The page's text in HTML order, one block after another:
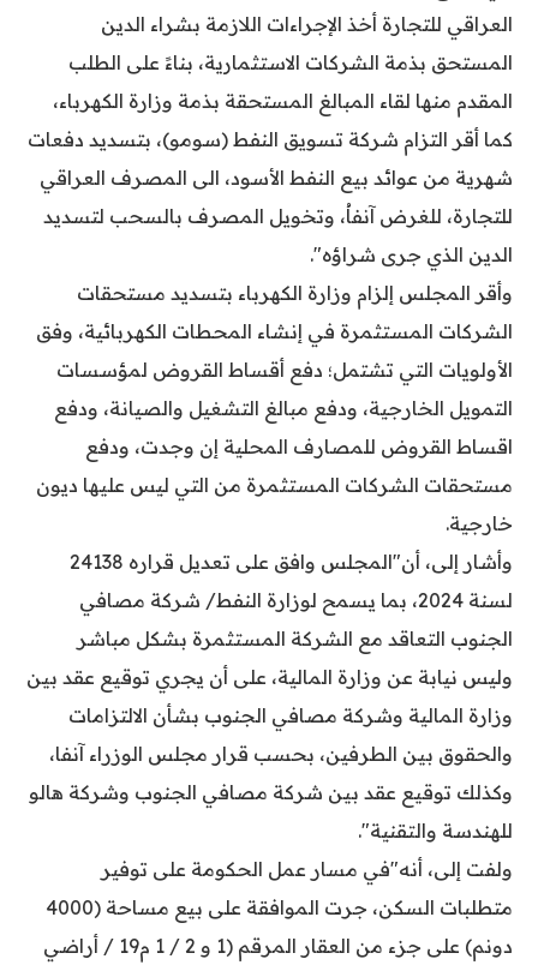
العراقي للتجارة أخذ الإجراءات اللازمة بشراء الدين
المستحق بذمة الشركات الاستثمارية، بناءً على الطلب
المقدم منها لقاء المبالغ المستحقة بذمة وزارة الكهرباء،
كما أقر التزام شركة تسويق النفط (سومو)، بتسديد دفعات
شهرية من عوائد بيع النفط الأسود، الى المصرف العراقي
للتجارة، للغرض آنفاُ، وتخويل المصرف بالسحب لتسديد
الدين الذي جرى شراؤه".
وأقر المجلس إلزام وزارة الكهرباء بتسديد مستحقات
الشركات المستثمرة في إنشاء المحطات الكهربائية، وفق
الأولويات التي تشتمل؛ دفع أقساط القروض لمؤسسات
التمويل الخارجية، ودفع مبالغ التشغيل والصيانة، ودفع
اقساط القروض للمصارف المحلية إن وجدت، ودفع
مستحقات الشركات المستثمرة من التي ليس عليها ديون
خارجية.
وأشار إلى، أن"المجلس وافق على تعديل قراره 24138
لسنة 2024، بما يسمح لوزارة النفط/ شركة مصافي
الجنوب التعاقد مع الشركة المستثمرة بشكل مباشر
وليس نيابة عن وزارة المالية، على أن يجري توقيع عقد بين
وزارة المالية وشركة مصافي الجنوب بشأن الالتزامات
والحقوق بين الطرفين، بحسب قرار مجلس الوزراء آنفا،
وكذلك توقيع عقد بين شركة مصافي الجنوب وشركة هالو
للهندسة والتقنية".
ولفت إلى، أنه"في مسار عمل الحكومة على توفير
متطلبات السكن، جرت الموافقة على بيع مساحة (4000
دونم) على جزء من العقار المرقم (1 و 2 / 1 م19 / أراضي